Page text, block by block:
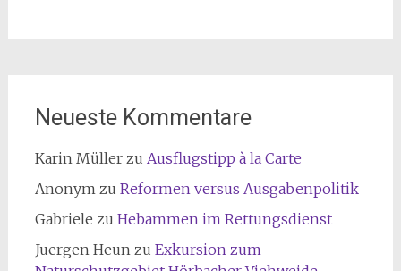
Neueste Kommentare
Karin Müllerzu Ausflugstipp à la Carte
Anonymzu Reformen versus Ausgabenpolitik
Gabriele zu Hebammen im Rettungsdienst
Juergen Heunzu Exkursion zum